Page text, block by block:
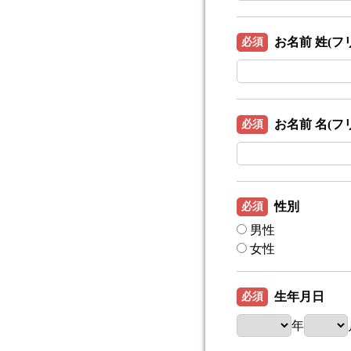
必須 お名前 姓(フ
必須 お名前 名(フ
必須
性別
男性
女性
必須 生年月日
年